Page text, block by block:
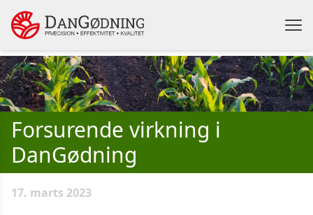
Forsurende virkning i
DanGødning
17. marts 2023